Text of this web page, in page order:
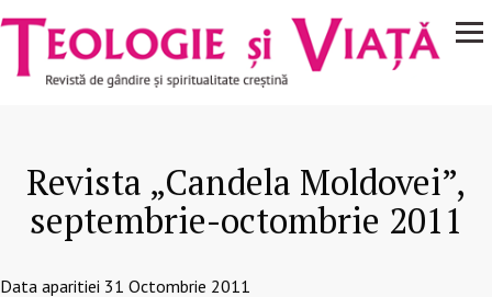
Mergi la conţinutul principal
Navigare
principală
Revista „Candela Moldovei”,
septembrie-octombrie 2011
Data aparitiei 31 Octombrie 2011